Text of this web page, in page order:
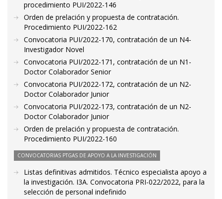
procedimiento PUI/2022-146
Orden de prelación y propuesta de contratación.
Procedimiento PUI/2022-162
Convocatoria PUI/2022-170, contratación de un N4-
Investigador Novel
Convocatoria PUI/2022-171, contratación de un N1-
Doctor Colaborador Senior
Convocatoria PUI/2022-172, contratación de un N2-
Doctor Colaborador Junior
Convocatoria PUI/2022-173, contratación de un N2-
Doctor Colaborador Junior
Orden de prelación y propuesta de contratación.
Procedimiento PUI/2022-160
CONVOCATORIAS PTGAS DE APOYO A LA INVESTIGACIÓN
Listas definitivas admitidos. Técnico especialista apoyo a
la investigación. I3A. Convocatoria PRI-022/2022, para la
selección de personal indefinido